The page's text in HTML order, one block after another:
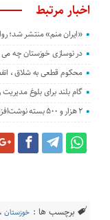
اخبار مرتبط
«ایران منم» منتشر شد؛
در نوسازی خوزستان چه می
محکوم قطعی به شلاق ،
گام بلند برای بلوغ
۲ هزار و ۵۰۰ بسته نوشت‌افزار به دانش‌آموزان خوزستان رسید
برچسب ها : خوزستان